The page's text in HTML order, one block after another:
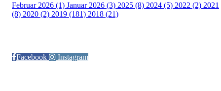
Februar 2026 (1) Januar 2026 (3) 2025 (8) 2024 (5) 2022 (2) 2021
(8) 2020 (2) 2019 (181) 2018 (21)
Facebook
Instagram